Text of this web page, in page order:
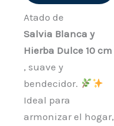
Atado de
Salvia Blanca y
Hierba Dulce 10 cm
, suave y
bendecidor.
Ideal para
armonizar el hogar,